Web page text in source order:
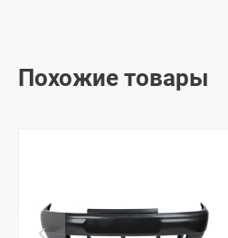
Похожие товары